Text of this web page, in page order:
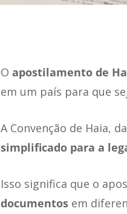
O apostilamento de
em um país para que
A Convenção de Haia,
simplificado para a
Isso significa que o
documentosem